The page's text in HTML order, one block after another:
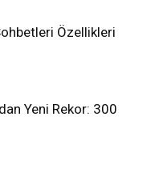
Özellikleri
Yeni Rekor: 300